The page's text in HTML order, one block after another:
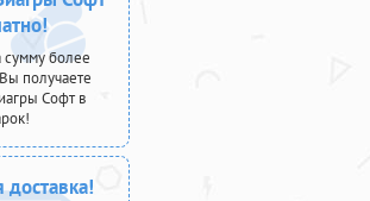
сумму более
получаете
Софт в
доставка!